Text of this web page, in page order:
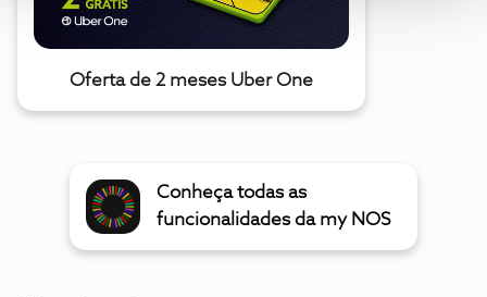
Oferta de 2 meses Uber One
Conheça todas as
funcionalidades da my NOS